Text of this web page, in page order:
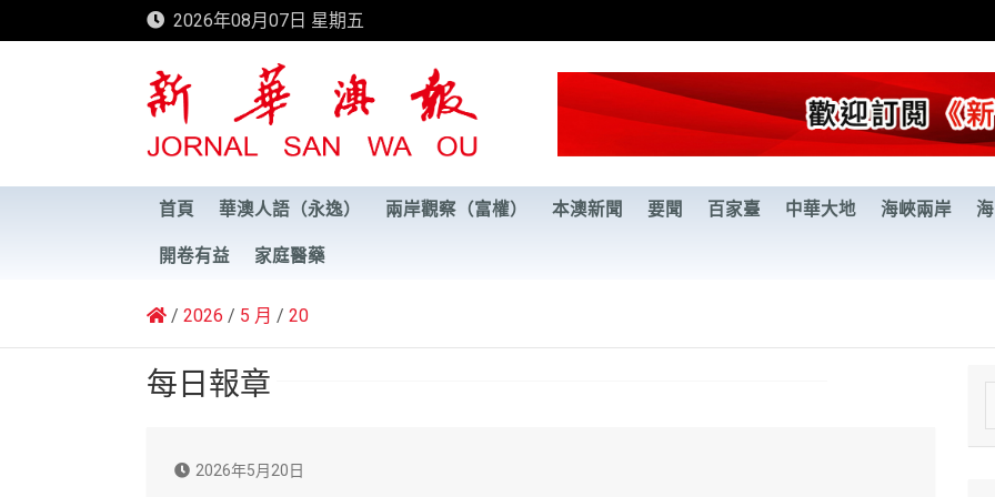
to
2026年08月07日 星期五
新華澳報
首頁 華澳人語（永逸） 兩岸觀察（富權） 本澳新聞 要聞 百家臺 中華大地 海峽兩岸
開卷有益 家庭醫藥
2026 5 月 20
每日報章
2026年5月20日
e